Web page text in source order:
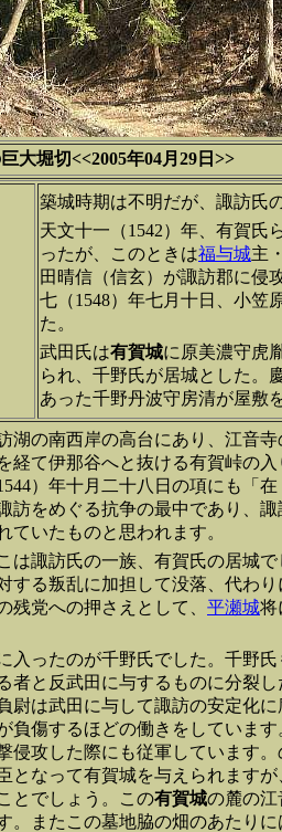
大堀切<<2005年04月29日>>
築城時期は不明だが、諏訪氏
天文十一（1542）年、有賀氏
ったが、このときは福与城主
田晴信（信玄）が諏訪郡に侵
七（1548）年七月十日、小笠
た。
武田氏は有賀城に原美濃守虎
られ、千野氏が居城とした。
あった千野丹波守房清が屋敷
湖の南西岸の高台にあり、江音
経て伊那谷へと抜ける有賀峠の
）年十月二十八日の項にも「
訪をめぐる抗争の最中であり、
ていたものと思われます。
は諏訪氏の一族、有賀氏の居城
する叛乱に加担して没落、代わ
残党への押さえとして、 平瀬城将
入ったのが千野氏でした。千野
者と反武田に与するものに分裂
尉は武田に与して諏訪の安定化
負傷するほどの働きをしていま
侵攻した際にも従軍しています
となって有賀城を与えられます
とでしょう。この有賀城の麓の江
。またこの墓地脇の畑のあたり